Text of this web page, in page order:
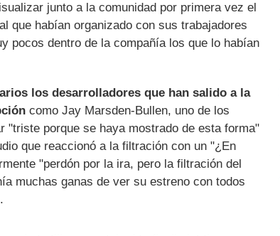
junto a la comunidad por primera vez el
que habían organizado con sus trabajadores
pocos dentro de la compañía los que lo habían
los desarrolladores que han salido a la
como Jay Marsden-Bullen, uno de los
"triste porque se haya mostrado de esta forma"
que reaccionó a la filtración con un "¿En
"perdón por la ira, pero la filtración del
muchas ganas de ver su estreno con todos